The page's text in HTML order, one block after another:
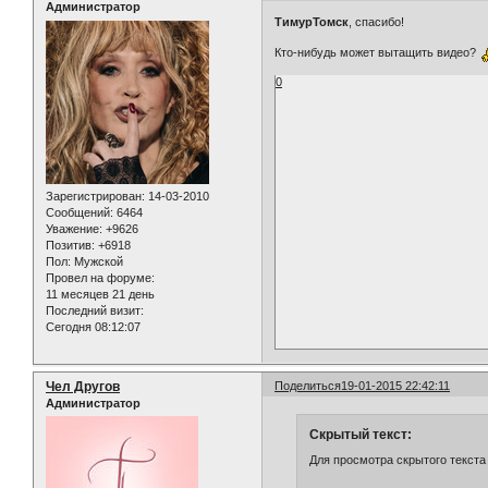
Администратор
Зарегистрирован: 14-03-2010
Сообщений: 6464
Уважение: +9626
Позитив: +6918
Пол: Мужской
Провел на форуме:
11 месяцев 21 день
Последний визит:
Сегодня 08:12:07
ТимурТомск , спасибо!
Кто-нибудь может вытащить видео?
0
Поделиться19-01-2015 22:42:11
Чел Другов
Администратор
Скрытый текст:
Для просмотра скрытого